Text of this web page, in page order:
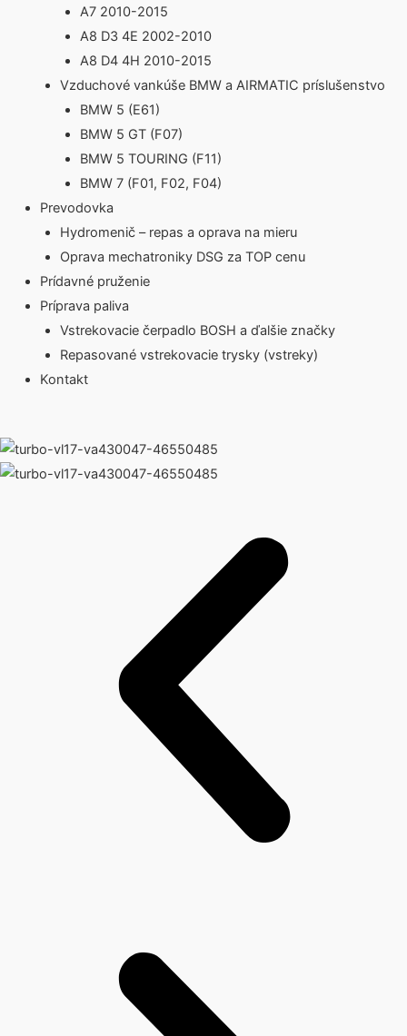
A7 2010-2015
A8 D3 4E 2002-2010
A8 D4 4H 2010-2015
Vzduchové vankúše BMW a AIRMATIC príslušenstvo
BMW 5 (E61)
BMW 5 GT (F07)
BMW 5 TOURING (F11)
BMW 7 (F01, F02, F04)
Prevodovka
Hydromenič – repas a oprava na mieru
Oprava mechatroniky DSG za TOP cenu
Prídavné pruženie
Príprava paliva
Vstrekovacie čerpadlo BOSH a ďalšie značky
Repasované vstrekovacie trysky (vstreky)
Kontakt